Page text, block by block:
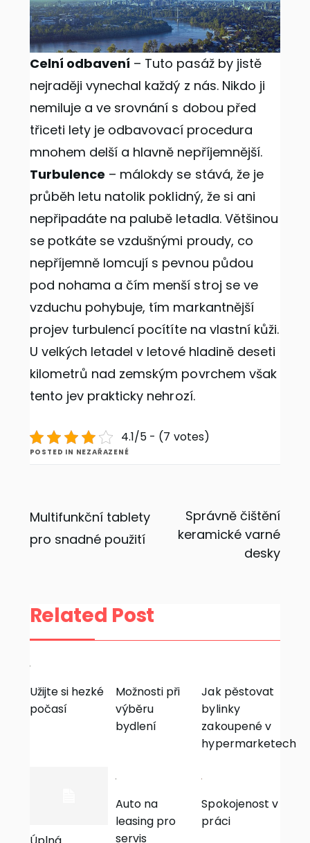
Celní odbavení – Tuto pasáž by jistě
nejraději vynechal každý z nás. Nikdo ji
nemiluje a ve srovnání s dobou před
třiceti lety je odbavovací procedura
mnohem delší a hlavně nepříjemnější.
Turbulence – málokdy se stává, že je
průběh letu natolik poklidný, že si ani
nepřipadáte na palubě letadla. Většinou
se potkáte se vzdušnými proudy, co
nepříjemně lomcují s pevnou půdou
pod nohama a čím menší stroj se ve
vzduchu pohybuje, tím markantnější
projev turbulencí pocítíte na vlastní kůži.
U velkých letadel v letové hladině deseti
kilometrů nad zemským povrchem však
tento jev prakticky nehrozí.
4.1/5 - (7 votes)
POSTED IN NEZAŘAZENÉ
Navigace
pro
Multifunkční tablety
pro snadné použití
Správně čištění
keramické varné
desky
Related Post
Užijte si hezké
počasí
Možnosti při
výběru
bydlení
Jak pěstovat
bylinky
zakoupené v
hypermarketech
Auto na
leasing pro
servis
Spokojenost v
práci